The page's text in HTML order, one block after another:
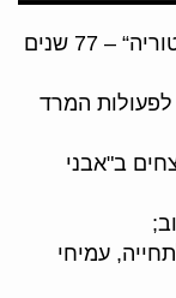
”נלחם בשביל שלוש שורות בהיסטוריה“ – 77 שנים
וציון 77 שנים לפעולות המרד
ב"אבני
עמיחי